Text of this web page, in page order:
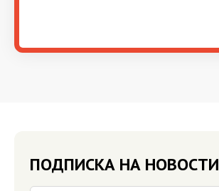
ПОДПИСКА НА НОВОСТИ